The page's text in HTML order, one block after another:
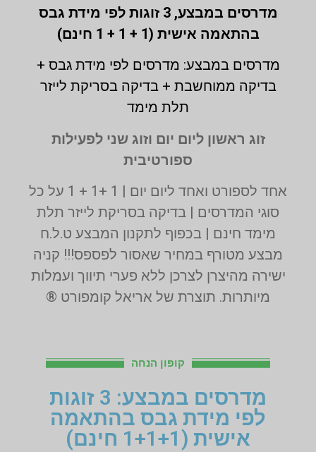
מדרסים במבצע,
3 זוגות לפי מידת גבס
בהתאמה אישית (1 + 1 + 1 חינם)
מדרסים במבצע: מדרסים לפי מידת גבס +
בדיקה ממוחשבת + בדיקה בסריקת לייזר
תלת מימד
זוג ראשון ליום יום וזוג שני לפעילות
ספורטיבית
אחד לספורט ואחד ליום יום | 1 +1 + 1 על כל
סוגי המדרסים | בדיקה בסריקת לייזר תלת
מימד חינם | בכפוף לתקנון המבצע ט.ל.ח
מבצע מטורף במחיר שאסור לפספס!!! קניה
ישירה מהיצרן לצרכן ללא פערי תיווך ועמלות
מיותרות. תוצרת של אריאל קומפורט ®
קופון הנחה
מדרסים במבצע: 3 זוגות
לפי מידת גבס בהתאמה
אישית (1+1+1 חינם)